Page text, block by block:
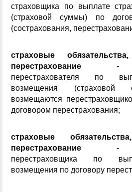
страховщика по выплате
(страховой суммы) по
(сострахования,
страховые
перестрахование -
перестрахователя по
возмещения (страховой
возмещаются
договором перестрахования;
страховые
перестрахование -
перестраховщика по
возмещения по договору